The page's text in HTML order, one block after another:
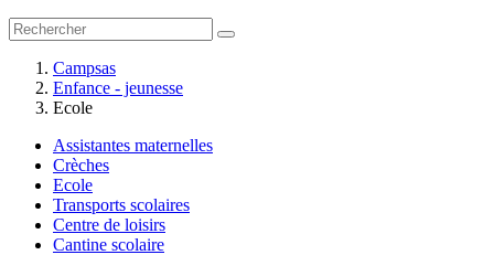
Campsas
Enfance - jeunesse
Ecole
Assistantes maternelles
Crèches
Ecole
Transports scolaires
Centre de loisirs
Cantine scolaire